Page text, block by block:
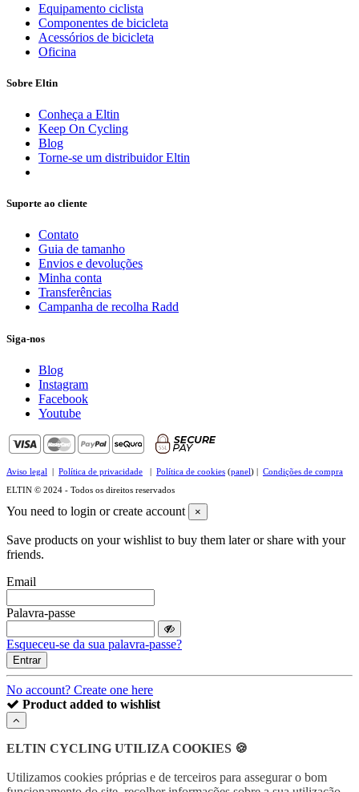
Equipamento ciclista
Componentes de bicicleta
Acessórios de bicicleta
Oficina
Sobre Eltin
Conheça a Eltin
Keep On Cycling
Blog
Torne-se um distribuidor Eltin
Suporte ao cliente
Contato
Guia de tamanho
Envios e devoluções
Minha conta
Transferências
Campanha de recolha Radd
Siga-nos
Blog
Instagram
Facebook
Youtube
Aviso legal | Política de privacidade | Política de cookies (panel) | Condições de compra
ELTIN © 2024 - Todos os direitos reservados
You need to login or create account ×
Save products on your wishlist to buy them later or share with your
friends.
Email
Palavra-passe
Esqueceu-se da sua palavra-passe?
Entrar
No account? Create one here
Product added to wishlist
ELTIN CYCLING UTILIZA COOKIES 🍪
Utilizamos cookies próprias e de terceiros para assegurar o bom